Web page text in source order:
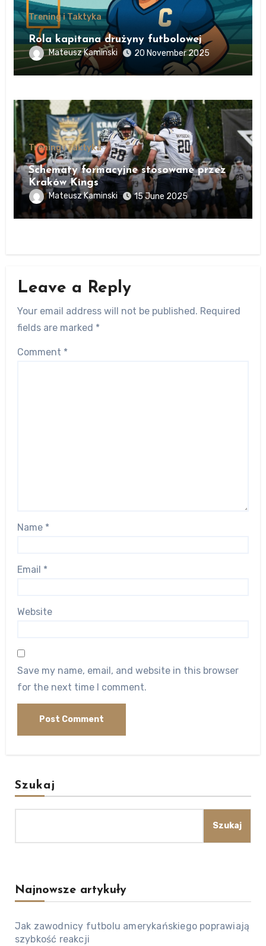
Trening i Taktyka
Rola kapitana drużyny futbolowej
Mateusz Kaminski 20 November 2025
Trening i Taktyka
Schematy formacyjne stosowane przez
Kraków Kings
Mateusz Kaminski 15 June 2025
Leave a Reply
Your email address will not be published. Required
fields are marked *
Comment *
Name *
Email *
Website
Save my name, email, and website in this browser
for the next time I comment.
Szukaj
Szukaj
Najnowsze artykuły
Jak zawodnicy futbolu amerykańskiego poprawiają
szybkość reakcji